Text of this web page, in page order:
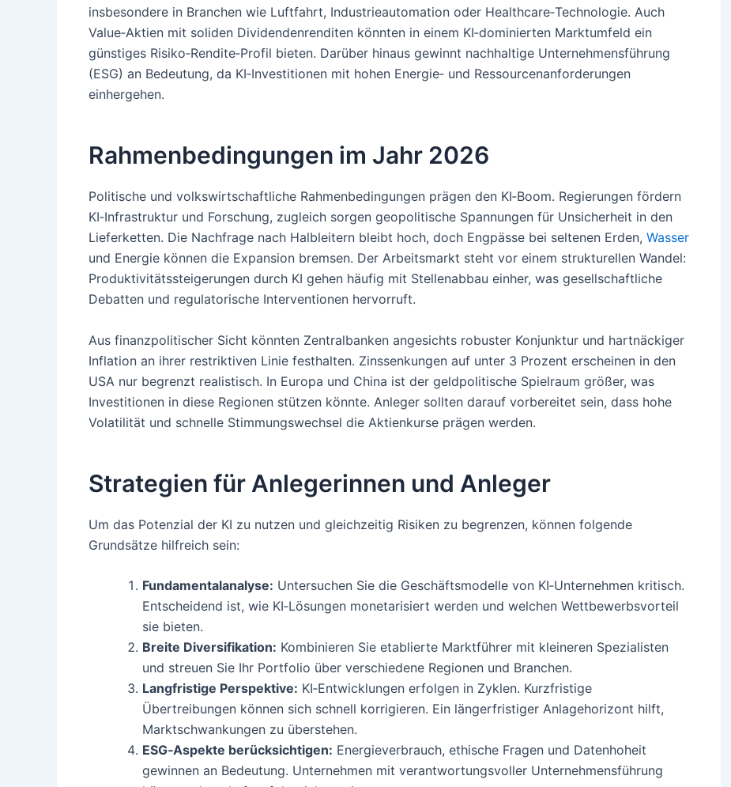
insbesondere in Branchen wie Luftfahrt, Industrieautomation oder Healthcare‑Technologie. Auch
Value‑Aktien mit soliden Dividendenrenditen könnten in einem KI‑dominierten Marktumfeld ein
günstiges Risiko‑Rendite‑Profil bieten. Darüber hinaus gewinnt nachhaltige Unternehmensführung
(ESG) an Bedeutung, da KI‑Investitionen mit hohen Energie‑ und Ressourcenanforderungen
einhergehen.
Rahmenbedingungen im Jahr 2026
Politische und volkswirtschaftliche Rahmenbedingungen prägen den KI‑Boom. Regierungen fördern
KI‑Infrastruktur und Forschung, zugleich sorgen geopolitische Spannungen für Unsicherheit in den
Lieferketten. Die Nachfrage nach Halbleitern bleibt hoch, doch Engpässe bei seltenen Erden, Wasser
und Energie können die Expansion bremsen. Der Arbeitsmarkt steht vor einem strukturellen Wandel:
Produktivitätssteigerungen durch KI gehen häufig mit Stellenabbau einher, was gesellschaftliche
Debatten und regulatorische Interventionen hervorruft.
Aus finanzpolitischer Sicht könnten Zentralbanken angesichts robuster Konjunktur und hartnäckiger
Inflation an ihrer restriktiven Linie festhalten. Zinssenkungen auf unter 3 Prozent erscheinen in den
USA nur begrenzt realistisch. In Europa und China ist der geldpolitische Spielraum größer, was
Investitionen in diese Regionen stützen könnte. Anleger sollten darauf vorbereitet sein, dass hohe
Volatilität und schnelle Stimmungswechsel die Aktienkurse prägen werden.
Strategien für Anlegerinnen und Anleger
Um das Potenzial der KI zu nutzen und gleichzeitig Risiken zu begrenzen, können folgende
Grundsätze hilfreich sein:
Fundamentalanalyse: Untersuchen Sie die Geschäftsmodelle von KI‑Unternehmen kritisch.
Entscheidend ist, wie KI‑Lösungen monetarisiert werden und welchen Wettbewerbsvorteil
sie bieten.
Breite Diversifikation: Kombinieren Sie etablierte Marktführer mit kleineren Spezialisten
und streuen Sie Ihr Portfolio über verschiedene Regionen und Branchen.
Langfristige Perspektive: KI‑Entwicklungen erfolgen in Zyklen. Kurzfristige
Übertreibungen können sich schnell korrigieren. Ein längerfristiger Anlagehorizont hilft,
Marktschwankungen zu überstehen.
ESG‑Aspekte berücksichtigen: Energieverbrauch, ethische Fragen und Datenhoheit
gewinnen an Bedeutung. Unternehmen mit verantwortungsvoller Unternehmensführung